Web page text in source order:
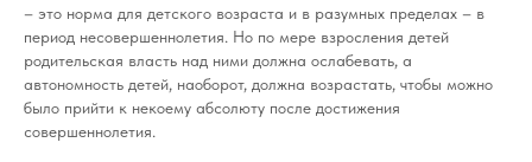
– это норма для детского возраста и в разумных пределах – в
период несовершеннолетия. Но по мере взросления детей
родительская власть над ними должна ослабевать, а
автономность детей, наоборот, должна возрастать, чтобы можно
было прийти к некоему абсолюту после достижения
совершеннолетия.